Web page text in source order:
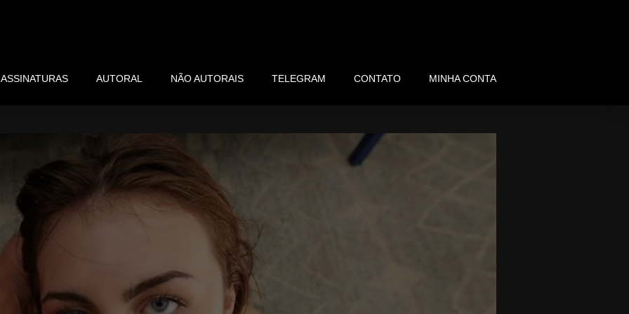
ASSINATURAS AUTORAL NÃO AUTORAIS TELEGRAM CONTATO MINHA CONTA